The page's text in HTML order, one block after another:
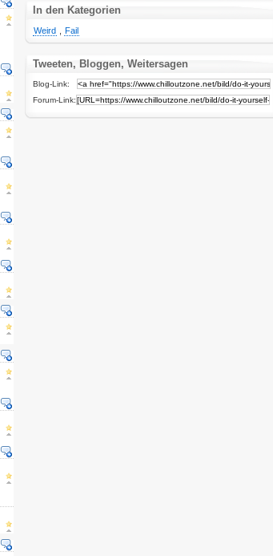
In den Kategorien
Weird Fail
Tweeten, Bloggen, Weitersagen
Blog-Link:
Forum-Link: